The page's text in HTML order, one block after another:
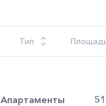
Тип
Апартаменты